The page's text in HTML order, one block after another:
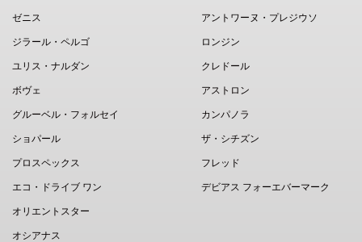
ゼニス
ジラール・ペルゴ
ユリス・ナルダン
ボヴェ
グルーベル・フォルセイ
ショパール
アントワーヌ・プレジウソ
ロンジン
クレドール
アストロン
カンパノラ
ザ・シチズン
プロスペックス
エコ・ドライブ ワン
オリエントスター
オシアナス
フレッド
デビアス フォーエバーマーク